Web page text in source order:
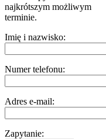
najkrótszym możliwym
terminie.
Imię i nazwisko:
Numer telefonu:
Adres e-mail:
Zapytanie: